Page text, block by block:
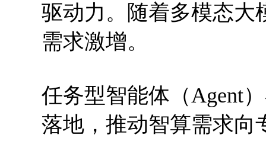
驱动力。随着多模态大
需求激增。
任务型智能体（Agent
落地，推动智算需求向